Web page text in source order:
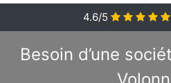
4.6/5
Besoin d’une